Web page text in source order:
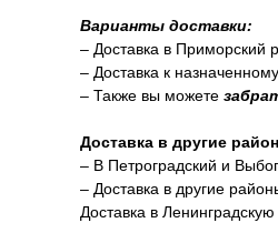
Варианты доставки:
– Доставка в Приморский
– Доставка к
– Также вы можете
Доставка в другие
– В Петроградский и
– Доставка в другие
Доставка в